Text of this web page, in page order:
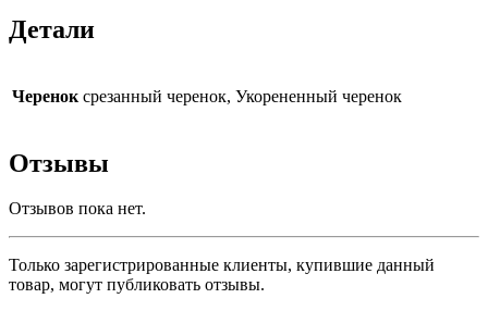
Детали
Черенок срезанный черенок, Укорененный черенок
Отзывы
Отзывов пока нет.
Только зарегистрированные клиенты, купившие данный
товар, могут публиковать отзывы.